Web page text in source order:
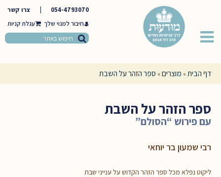
054-4793070
צרו קשר
חיבור למנוי שלך
דף הבית» מוצרים» ספר הזהר על השבת
ספר הזהר על השבת
עם פירוש “הסולם”
רבי שמעון בר יוחאי
ליקוט נפלא מכל ספר הזהר הקדוש על ענייני שבת